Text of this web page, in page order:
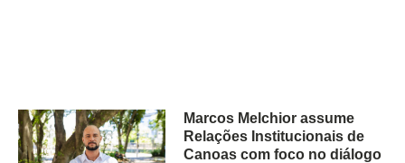
Marcos Melchior assume
Relações Institucionais de
Canoas com foco no diálogo